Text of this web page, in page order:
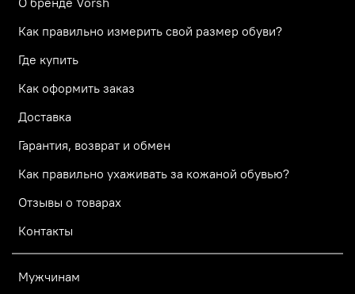
Как правильно измерить свой размер обуви?
Где купить
Как оформить заказ
Доставка
Гарантия, возврат и обмен
Как правильно ухаживать за кожаной обувью?
Отзывы о товарах
Контакты
Мужчинам